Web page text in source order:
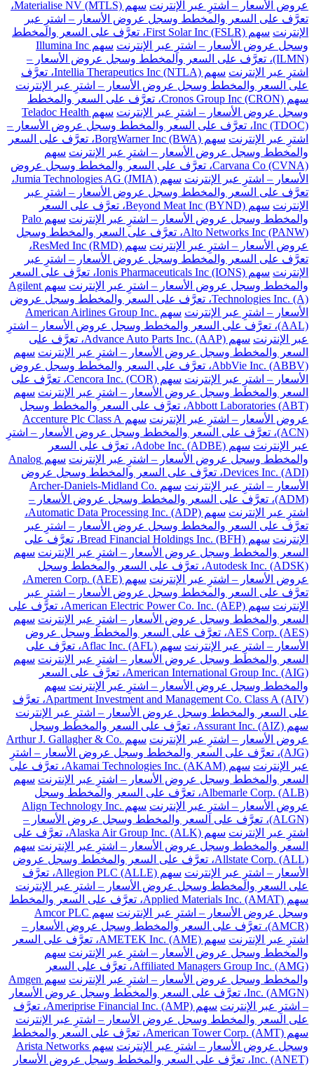
عروض الأسعار – اشترِ عبر الإنترنت
سهم Materialise NV (MTLS)،
تعرَّف على السعر والمخطط وسجل عروض الأسعار – اشترِ عبر
الإنترنت
سهم First Solar Inc (FSLR)، تعرَّف على السعر والمخطط
وسجل عروض الأسعار – اشترِ عبر الإنترنت
سهم Illumina Inc
(ILMN)، تعرَّف على السعر والمخطط وسجل عروض الأسعار –
اشترِ عبر الإنترنت
سهم Intellia Therapeutics Inc (NTLA)، تعرَّف
على السعر والمخطط وسجل عروض الأسعار – اشترِ عبر الإنترنت
سهم Cronos Group Inc (CRON)، تعرَّف على السعر والمخطط
وسجل عروض الأسعار – اشترِ عبر الإنترنت
سهم Teladoc Health
Inc (TDOC)، تعرَّف على السعر والمخطط وسجل عروض الأسعار –
اشترِ عبر الإنترنت
سهم BorgWarner Inc (BWA)، تعرَّف على السعر
والمخطط وسجل عروض الأسعار – اشترِ عبر الإنترنت سهم
Carvana Co (CVNA)، تعرَّف على السعر والمخطط وسجل عروض
الأسعار – اشترِ عبر الإنترنت
سهم Jumia Technologies AG (JMIA)،
تعرَّف على السعر والمخطط وسجل عروض الأسعار – اشترِ عبر
الإنترنت
سهم Beyond Meat Inc (BYND)، تعرَّف على السعر
والمخطط وسجل عروض الأسعار – اشترِ عبر الإنترنت
سهم Palo
Alto Networks Inc (PANW)، تعرَّف على السعر والمخطط وسجل
عروض الأسعار – اشترِ عبر الإنترنت
سهم ResMed Inc (RMD)،
تعرَّف على السعر والمخطط وسجل عروض الأسعار – اشترِ عبر
الإنترنت
سهم Ionis Pharmaceuticals Inc (IONS)، تعرَّف على السعر
والمخطط وسجل عروض الأسعار – اشترِ عبر الإنترنت
سهم Agilent
Technologies Inc. (A)، تعرَّف على السعر والمخطط وسجل عروض
الأسعار – اشترِ عبر الإنترنت
سهم American Airlines Group Inc.
(AAL)، تعرَّف على السعر والمخطط وسجل عروض الأسعار – اشترِ
عبر الإنترنت
سهم Advance Auto Parts Inc. (AAP)، تعرَّف على
السعر والمخطط وسجل عروض الأسعار – اشترِ عبر الإنترنت سهم
AbbVie Inc. (ABBV)، تعرَّف على السعر والمخطط وسجل عروض
الأسعار – اشترِ عبر الإنترنت
سهم Cencora Inc. (COR)، تعرَّف على
السعر والمخطط وسجل عروض الأسعار – اشترِ عبر الإنترنت سهم
Abbott Laboratories (ABT)، تعرَّف على السعر والمخطط وسجل
عروض الأسعار – اشترِ عبر الإنترنت
سهم Accenture Plc Class A
(ACN)، تعرَّف على السعر والمخطط وسجل عروض الأسعار – اشترِ
عبر الإنترنت
سهم Adobe Inc. (ADBE)، تعرَّف على السعر
والمخطط وسجل عروض الأسعار – اشترِ عبر الإنترنت
سهم Analog
Devices Inc. (ADI)، تعرَّف على السعر والمخطط وسجل عروض
الأسعار – اشترِ عبر الإنترنت
سهم Archer-Daniels-Midland Co.
(ADM)، تعرَّف على السعر والمخطط وسجل عروض الأسعار –
اشترِ عبر الإنترنت
سهم Automatic Data Processing Inc. (ADP)،
تعرَّف على السعر والمخطط وسجل عروض الأسعار – اشترِ عبر
الإنترنت
سهم Bread Financial Holdings Inc. (BFH)، تعرَّف على
السعر والمخطط وسجل عروض الأسعار – اشترِ عبر الإنترنت سهم
Autodesk Inc. (ADSK)، تعرَّف على السعر والمخطط وسجل
عروض الأسعار – اشترِ عبر الإنترنت
سهم Ameren Corp. (AEE)،
تعرَّف على السعر والمخطط وسجل عروض الأسعار – اشترِ عبر
الإنترنت
سهم American Electric Power Co. Inc. (AEP)، تعرَّف على
السعر والمخطط وسجل عروض الأسعار – اشترِ عبر الإنترنت سهم
AES Corp. (AES)، تعرَّف على السعر والمخطط وسجل عروض
الأسعار – اشترِ عبر الإنترنت
سهم Aflac Inc. (AFL)، تعرَّف على
السعر والمخطط وسجل عروض الأسعار – اشترِ عبر الإنترنت سهم
American International Group Inc. (AIG)، تعرَّف على السعر
والمخطط وسجل عروض الأسعار – اشترِ عبر الإنترنت سهم
Apartment Investment and Management Co. Class A (AIV)، تعرَّف
على السعر والمخطط وسجل عروض الأسعار – اشترِ عبر الإنترنت
سهم Assurant Inc. (AIZ)، تعرَّف على السعر والمخطط وسجل
عروض الأسعار – اشترِ عبر الإنترنت
سهم Arthur J. Gallagher & Co.
(AJG)، تعرَّف على السعر والمخطط وسجل عروض الأسعار – اشترِ
عبر الإنترنت
سهم Akamai Technologies Inc. (AKAM)، تعرَّف على
السعر والمخطط وسجل عروض الأسعار – اشترِ عبر الإنترنت سهم
Albemarle Corp. (ALB)، تعرَّف على السعر والمخطط وسجل
عروض الأسعار – اشترِ عبر الإنترنت
سهم Align Technology Inc.
(ALGN)، تعرَّف على السعر والمخطط وسجل عروض الأسعار –
اشترِ عبر الإنترنت
سهم Alaska Air Group Inc. (ALK)، تعرَّف على
السعر والمخطط وسجل عروض الأسعار – اشترِ عبر الإنترنت سهم
Allstate Corp. (ALL)، تعرَّف على السعر والمخطط وسجل عروض
الأسعار – اشترِ عبر الإنترنت
سهم Allegion PLC (ALLE)، تعرَّف
على السعر والمخطط وسجل عروض الأسعار – اشترِ عبر الإنترنت
سهم Applied Materials Inc. (AMAT)، تعرَّف على السعر والمخطط
وسجل عروض الأسعار – اشترِ عبر الإنترنت
سهم Amcor PLC
(AMCR)، تعرَّف على السعر والمخطط وسجل عروض الأسعار –
اشترِ عبر الإنترنت
سهم AMETEK Inc. (AME)، تعرَّف على السعر
والمخطط وسجل عروض الأسعار – اشترِ عبر الإنترنت سهم
Affiliated Managers Group Inc. (AMG)، تعرَّف على السعر
والمخطط وسجل عروض الأسعار – اشترِ عبر الإنترنت
سهم Amgen
Inc. (AMGN)، تعرَّف على السعر والمخطط وسجل عروض الأسعار
– اشترِ عبر الإنترنت
سهم Ameriprise Financial Inc. (AMP)، تعرَّف
على السعر والمخطط وسجل عروض الأسعار – اشترِ عبر الإنترنت
سهم American Tower Corp. (AMT)، تعرَّف على السعر والمخطط
وسجل عروض الأسعار – اشترِ عبر الإنترنت
سهم Arista Networks
Inc. (ANET)، تعرَّف على السعر والمخطط وسجل عروض الأسعار